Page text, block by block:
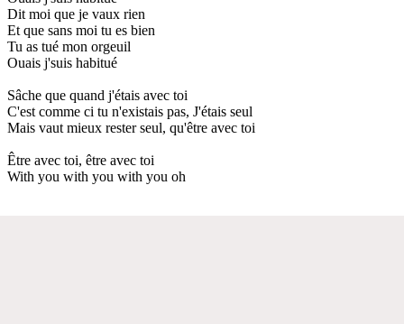
Dit moi que je vaux rien
Et que sans moi tu es bien
Tu as tué mon orgeuil
Ouais j'suis habitué
Sâche que quand j'étais avec toi
C'est comme ci tu n'existais pas, J'étais seul
Mais vaut mieux rester seul, qu'être avec toi
Être avec toi, être avec toi
With you with you with you oh